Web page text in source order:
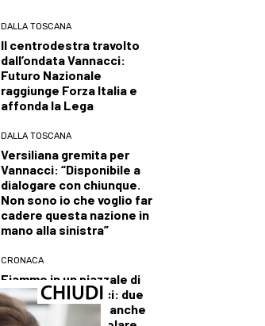
DALLA TOSCANA
Il centrodestra travolto
dall’ondata Vannacci:
Futuro Nazionale
raggiunge Forza Italia e
affonda la Lega
DALLA TOSCANA
Versiliana gremita per
Vannacci: “Disponibile a
dialogare con chiunque.
Non sono io che voglio far
cadere questa nazione in
mano alla sinistra”
CRONACA
Fiamme in un piazzale di
rimessaggio a Vinci: due
intossicati, brucia anche